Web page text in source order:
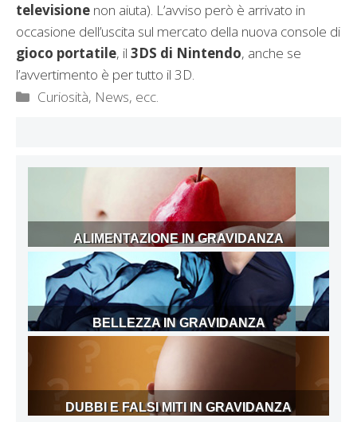
televisione non aiuta). L’avviso però è arrivato in
occasione dell’uscita sul mercato della nuova console di
gioco portatile, il 3DS di Nintendo, anche se
l’avvertimento è per tutto il 3D.
Categorie
Curiosità, News, ecc.
ALIMENTAZIONE IN GRAVIDANZA
BELLEZZA IN GRAVIDANZA
DUBBI E FALSI MITI IN GRAVIDANZA